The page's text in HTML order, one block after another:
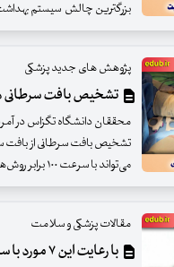
بزرگترین چالش سیستم بهداشت استرالیا
پژوهش های جدید پزشکی
تشخیص بافت سرطانی در ۱۵
تشخیص بافت سرطانی از بافت
می‌تواند با سرعت ۱۰۰ برابر روش‌های فعلی و تنها در ۱۵ ثانیه، بافت سرطانی ل
مقالات پزشکی و سلامت
با رعایت این ۷ مورد با سردرد خداحافظی کنید!